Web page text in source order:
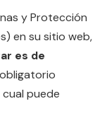
y Protección
en su sitio web,
es de
cual puede